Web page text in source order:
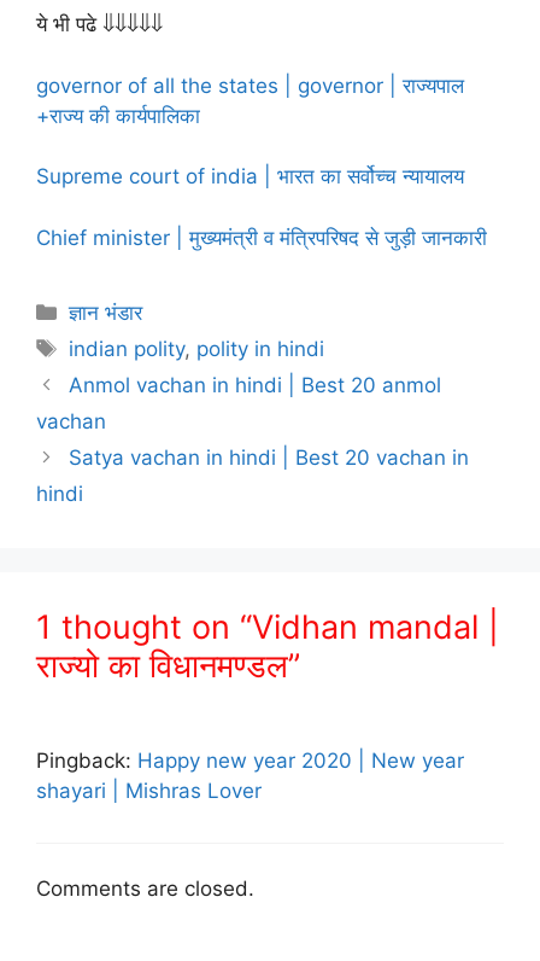
ये भी पढे ⇓⇓⇓⇓⇓
governor of all the states | governor | राज्यपाल
+राज्य की कार्यपालिका
Supreme court of india | भारत का सर्वोच्च न्यायालय
Chief minister | मुख्यमंत्री व मंत्रिपरिषद से जुड़ी जानकारी
Categories
ज्ञान भंडार
Tags
indian polity, polity in hindi
Anmol vachan in hindi | Best 20 anmol
vachan
Satya vachan in hindi | Best 20 vachan in
hindi
1 thought on “Vidhan mandal |
राज्यो का विधानमण्डल”
Pingback: Happy new year 2020 | New year
shayari | Mishras Lover
Comments are closed.